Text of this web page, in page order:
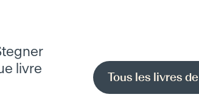
livre
Tous les livres de